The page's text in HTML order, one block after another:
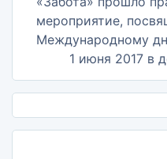
1 июня 2017 в